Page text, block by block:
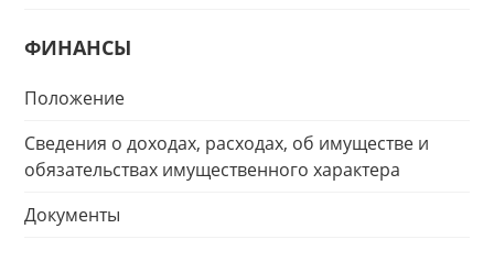
ФИНАНСЫ
Положение
Сведения о доходах, расходах, об имуществе и
обязательствах имущественного характера
Документы